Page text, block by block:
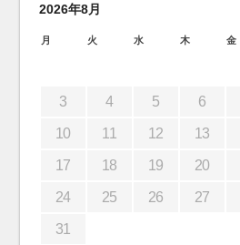
2026年8月
月 火 水 木 金
3 4 5 6
10 11 12 13
17 18 19 20
24 25 26 27
31